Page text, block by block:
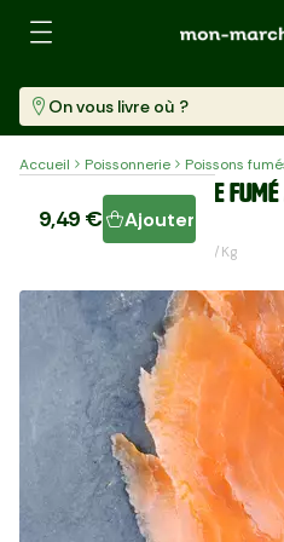
On vous livre où ?
Accueil Poissonnerie Poissons
Le Saumon d'Islande
59,31 €/kg
9,49 € Ajouter